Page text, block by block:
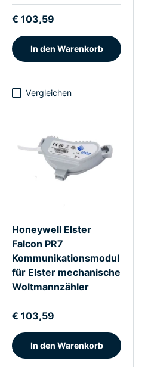
€ 103,59
In den Warenkorb
Vergleichen
Honeywell Elster
Falcon PR7
Kommunikationsmodul
für Elster mechanische
Woltmannzähler
€ 103,59
In den Warenkorb